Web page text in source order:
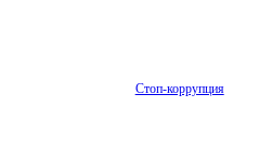
Стоп-коррупция